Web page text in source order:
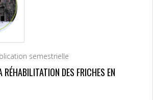
semestrielle
RÉHABILITATION DES FRICHES EN